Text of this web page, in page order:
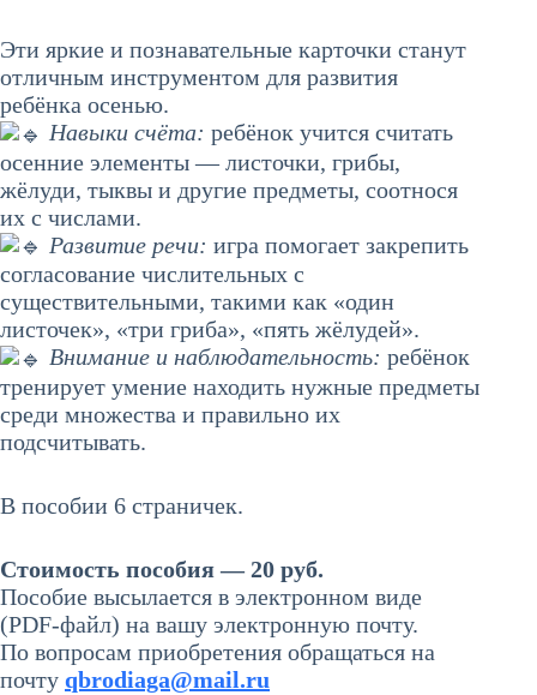
Эти яркие и познавательные карточки станут
отличным инструментом для развития
ребёнка осенью.
Навыки счёта: ребёнок учится считать
осенние элементы — листочки, грибы,
жёлуди, тыквы и другие предметы, соотнося
их с числами.
Развитие речи: игра помогает закрепить
согласование числительных с
существительными, такими как «один
листочек», «три гриба», «пять жёлудей».
Внимание и наблюдательность: ребёнок
тренирует умение находить нужные предметы
среди множества и правильно их
подсчитывать.
В пособии 6 страничек.
Стоимость пособия — 20 руб.
Пособие высылается в электронном виде
(PDF-файл) на вашу электронную почту.
По вопросам приобретения обращаться на
почту qbrodiaga@mail.ru